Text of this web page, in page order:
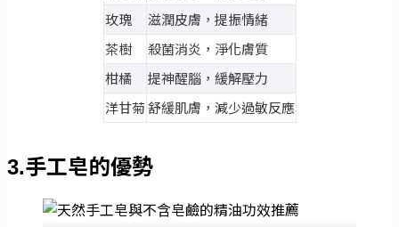
玫瑰
滋潤皮膚，提振情緒
茶樹
殺菌消炎，淨化膚質
柑橘
提神醒腦，緩解壓力
洋甘菊 舒緩肌膚，減少過敏反應
3.手工皂的優勢